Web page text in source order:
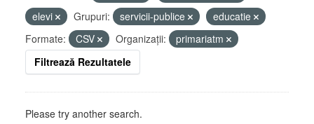
elevi
Grupuri: servicii-publice
educatie
Formate:
CSV Organizații:
primariatm
Filtrează Rezultatele
Please try another search.